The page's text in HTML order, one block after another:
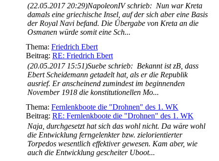
(22.05.2017 20:29)NapoleonIV schrieb: Nun war Kreta
damals eine griechische Insel, auf der sich aber eine Basis
der Royal Navi befand. Die Übergabe von Kreta an die
Osmanen würde somit eine Sch...
Thema: Friedrich Ebert
Beitrag: RE: Friedrich Ebert
(20.05.2017 15:51)Suebe schrieb: Bekannt ist zB, dass
Ebert Scheidemann getadelt hat, als er die Republik
ausrief. Er anscheinend zumindest im beginnenden
November 1918 die konstitutionellen Mo...
Thema: Fernlenkboote die "Drohnen" des 1. WK
Beitrag: RE: Fernlenkboote die "Drohnen" des 1. WK
Naja, durchgesetzt hat sich das wohl nicht. Da wäre wohl
die Entwicklung ferngelenkter bzw. zielorientierter
Torpedos wesentlich effektiver gewesen. Kam aber, wie
auch die Entwicklung gescheiter Uboot...